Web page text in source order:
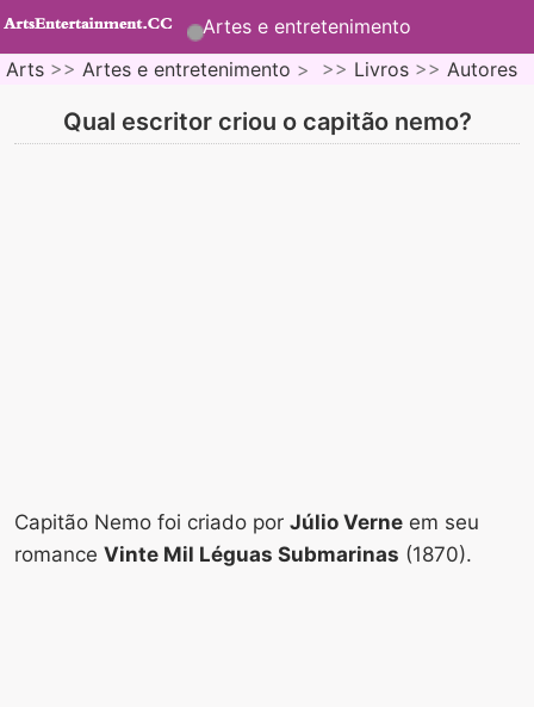
Artes e entretenimento
Arts >> Artes e entretenimento > >> Livros >> Autores
Qual escritor criou o capitão nemo?
Capitão Nemo foi criado por Júlio Verne em seu
romance Vinte Mil Léguas Submarinas (1870).